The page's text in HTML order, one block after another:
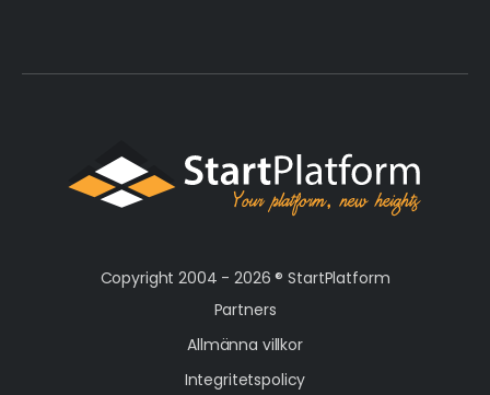
Copyright 2004 - 2026 ®StartPlatform
Partners
Allmänna villkor
Integritetspolicy